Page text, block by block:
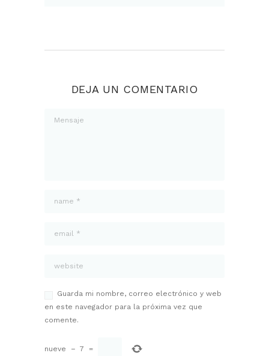
DEJA UN COMENTARIO
Guarda mi nombre, correo electrónico y web
en este navegador para la próxima vez que
comente.
nueve − 7 =